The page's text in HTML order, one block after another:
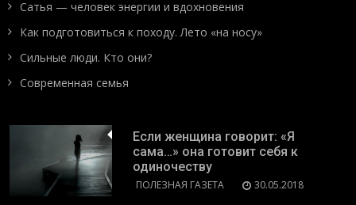
Сатья — человек энергии и вдохновения
Как подготовиться к походу. Лето «на носу»
Сильные люди. Кто они?
Современная семья
Если женщина говорит: «Я
сама…» она готовит себя к
одиночеству
ПОЛЕЗНАЯ ГАЗЕТА 30.05.2018